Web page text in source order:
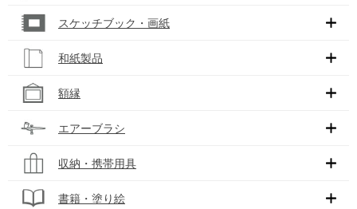
スケッチブック・画紙
和紙製品
額縁
エアーブラシ
収納・携帯用具
書籍・塗り絵